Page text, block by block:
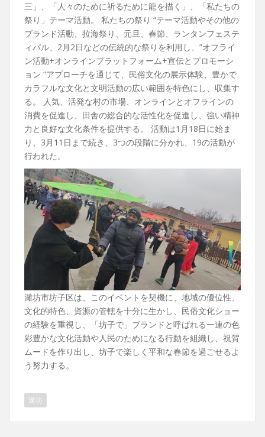
三」、「人々のために祈るために龍を描く」、「私たちの
祭り」テーマ活動。 私たちの祭り “テーマ活動やその他の
ブランド活動、拉海祭り、元旦、春節、ランタンフェステ
ィバル、2月2日などの伝統的な祭りを利用し、”オフライ
ン活動+オンラインプラットフォーム+宣伝とプロモーシ
ョン “アプローチを通じて、民俗文化の展示体験、豊かで
カラフルな文化と文明活動の広い範囲を特色にし、収集す
る。 人気、活発な村の市場、オンラインとオフラインの
消費を促進し、田舎の総合的な活性化を促進し、強い精神
力と良好な文化条件を提供する。 活動は1月18日に始ま
り、3月11日まで続き、3つの段階に分かれ、19の活動が
行われた。
濰坊市坊子区は、このイベントを契機に、地域の優位性、
文化的特色、資源の管轄を十分に生かし、民俗文化ショー
の経験を重視し、「坊子で」ブランドと呼ばれる一連の色
彩豊かな文化活動や人民のためになる行動を組織し、祝賀
ムードを作り出し、坊子で楽しく平和な春節を過ごせるよ
う努力する。
濰坊